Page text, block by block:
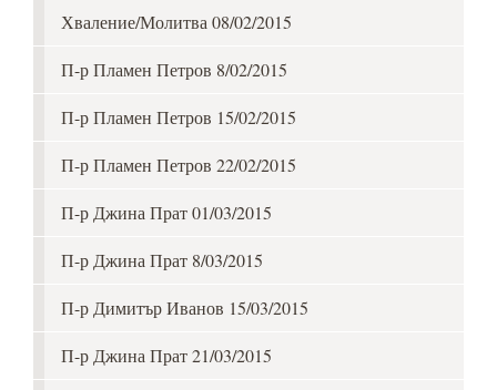
Хваление/Молитва 08/02/2015
П-р Пламен Петров 8/02/2015
П-р Пламен Петров 15/02/2015
П-р Пламен Петров 22/02/2015
П-р Джина Прат 01/03/2015
П-р Джина Прат 8/03/2015
П-р Димитър Иванов 15/03/2015
П-р Джина Прат 21/03/2015